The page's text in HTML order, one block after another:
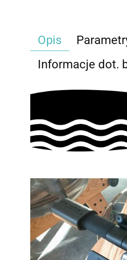
Opis
Informacje dot.